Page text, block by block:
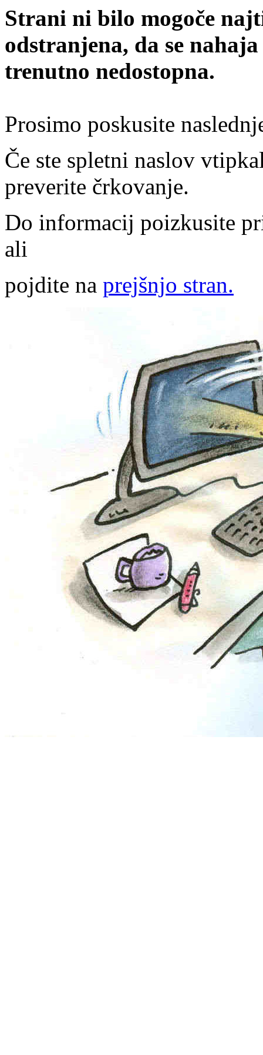
Strani ni bilo mogoče
odstranjena, da se
trenutno nedostopna.
Prosimo poskusite
Če ste spletni naslov
preverite črkovanje.
Do informacij poizkusite
ali
pojdite na prejšnjo stran.